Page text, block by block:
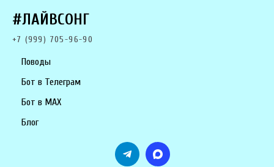
#ЛАЙВСОНГ
+7 (999) 705-96-90
Поводы
Бот в Телеграм
Бот в MAX
Блог